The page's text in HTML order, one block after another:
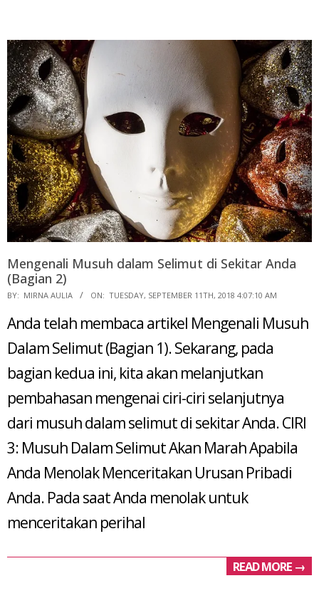
Mengenali Musuh dalam Selimut di Sekitar Anda
(Bagian 2)
2018-
11
BY: MIRNA AULIA ON: TUESDAY, SEPTEMBER 11TH, 2018 4:07:10 AM
Anda telah membaca artikel Mengenali Musuh
Dalam Selimut (Bagian 1). Sekarang, pada
bagian kedua ini, kita akan melanjutkan
pembahasan mengenai ciri-ciri selanjutnya
dari musuh dalam selimut di sekitar Anda. CIRI
3: Musuh Dalam Selimut Akan Marah Apabila
Anda Menolak Menceritakan Urusan Pribadi
Anda. Pada saat Anda menolak untuk
menceritakan perihal
READ MORE →